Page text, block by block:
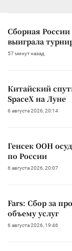
Сборная России
выиграла
57 минут назад
Китайский
SpaceX на Луне
6 августа 2026, 20:14
Генсек ООН
по России
6 августа 2026, 20:07
Fars: Сбор за
объему услуг
6 августа 2026, 19:46